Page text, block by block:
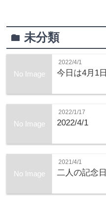
folder未分類
No Image
2022/4/1
今日は4月1日
No Image
2022/1/17
2022/4/1
No Image
2021/4/1
二人の記念日